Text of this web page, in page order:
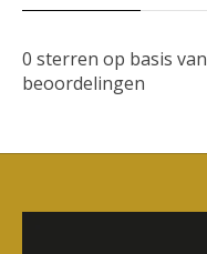
0 sterren op basis van
beoordelingen